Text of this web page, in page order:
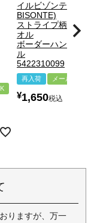
イルビゾンテ (IL
BISONTE)
ストライプ柄ミニ
オル
ボーダーハンドタ
ル
5422310099
再入荷 メール便OK
¥1,650税込
りますが、万一